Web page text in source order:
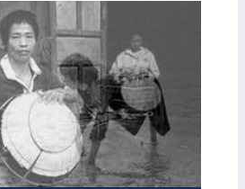
CỨU HỘ VÀ
PHÒNG
CHỐNG
TAI -
LẦN 2
ĐỒ RŮI RO
THIÊN TAI TẠI
XÃ BỐ
TRẠCH, XÃ
BẮC TRẠCH
VÀ XÃ
PHONG NHA,
TỈNH QUẢNG
TRỊ - LẦN 2